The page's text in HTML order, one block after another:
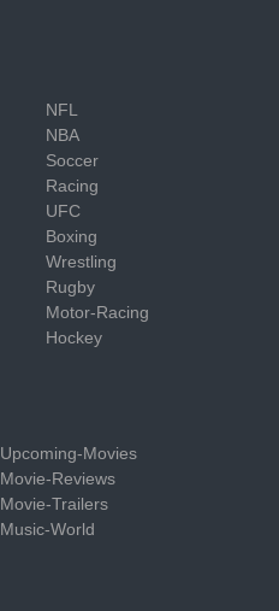
NFL
NBA
Soccer
Racing
UFC
Boxing
Wrestling
Rugby
Motor-Racing
Hockey
Upcoming-Movies
Movie-Reviews
Movie-Trailers
Music-World